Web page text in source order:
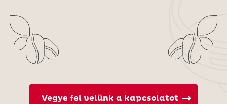
Vegye fel velünk a kapcsolatot